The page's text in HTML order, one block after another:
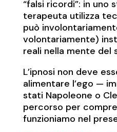
“falsi ricordi”: in uno
terapeuta utilizza
può
volontariamente)
reali nella mente del
L’ipnosi non deve
alimentare l’ego —
stati Napoleone o
percorso per
funzioniamo nel